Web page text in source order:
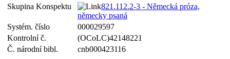
Skupina Konspektu
821.112.2-3 - Německá próza,
německy psaná
Systém. číslo
000029597
Kontrolní č.
(OCoLC)42148221
Č. národní bibl.
cnb000423116